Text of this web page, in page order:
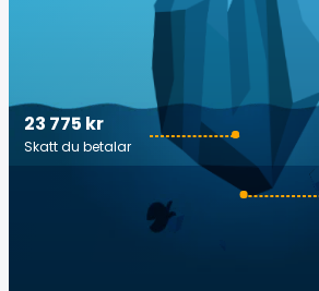
23 775 kr
Skatt du betalar